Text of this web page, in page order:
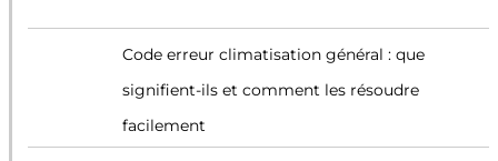
Code erreur climatisation général : que
signifient-ils et comment les résoudre
facilement